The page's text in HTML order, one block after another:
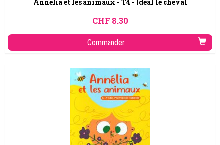
Annélia et les animaux - T4 - Idéal le cheval
CHF 8.30
Commander